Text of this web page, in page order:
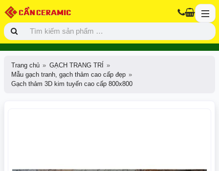
Trang chủ
GẠCH TRANG TRÍ
Mẫu gạch tranh, gạch thảm cao cấp đẹp
Gạch thảm 3D kim tuyến cao cấp 800x800